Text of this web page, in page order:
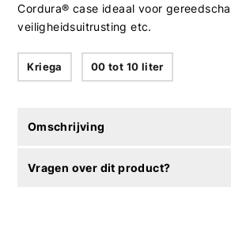
Cordura® case ideaal voor
veiligheidsuitrusting etc.
Kriega 00 tot 10 liter
Omschrijving
Vragen over dit product?